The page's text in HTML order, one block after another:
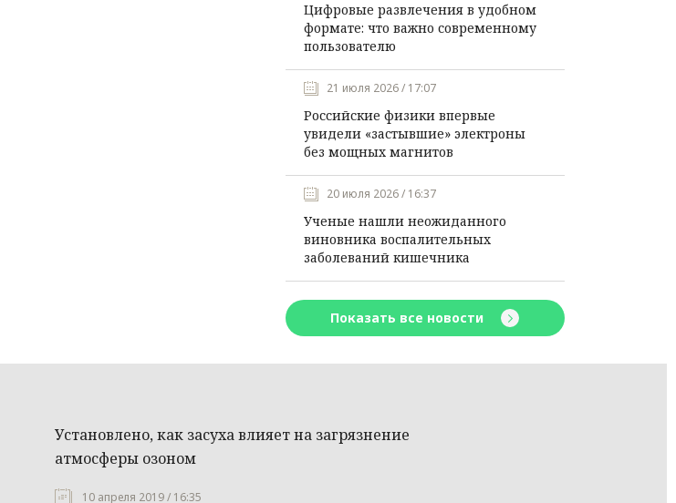
Цифровые развлечения в удобном
формате: что важно современному
пользователю
21 июля 2026 / 17:07
Российские физики впервые
увидели «застывшие» электроны
без мощных магнитов
20 июля 2026 / 16:37
Ученые нашли неожиданного
виновника воспалительных
заболеваний кишечника
Показать все новости
Установлено, как засуха влияет на загрязнение
атмосферы озоном
10 апреля 2019 / 16:35